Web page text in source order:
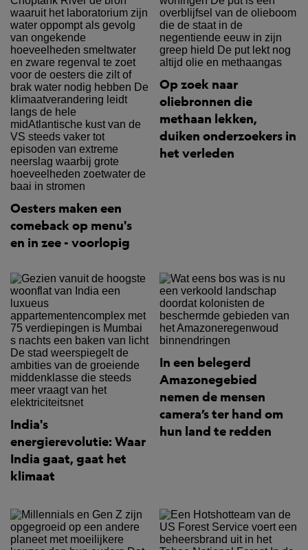
Oesters maken een
comeback op menu's
en in zee - voorlopig
Op zoek naar
oliebronnen die
methaan lekken,
duiken onderzoekers in
het verleden
India's
energierevolutie: Waar
India gaat, gaat het
klimaat
In een belegerd
Amazonegebied
nemen de mensen
camera’s ter hand om
hun land te redden